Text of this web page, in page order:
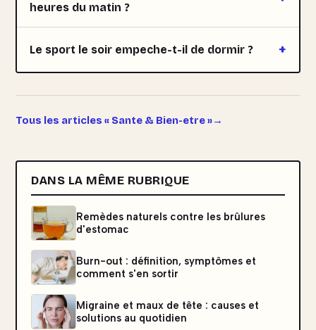
heures du matin ?
Le sport le soir empeche-t-il de dormir ?
Tous les articles « Sante & Bien-etre »
DANS LA MÊME RUBRIQUE
Remèdes naturels contre les brûlures
d'estomac
Burn-out : définition, symptômes et
comment s'en sortir
Migraine et maux de tête : causes et
solutions au quotidien